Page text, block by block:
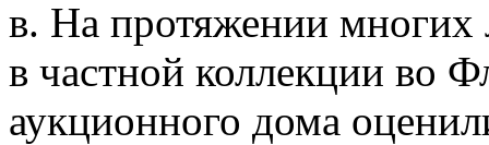
в. На протяжении
в частной коллекции во
аукционного дома